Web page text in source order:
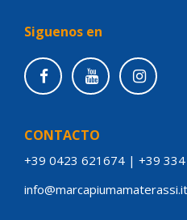
Siguenos en
CONTACTO
+39 0423 621674 | +39